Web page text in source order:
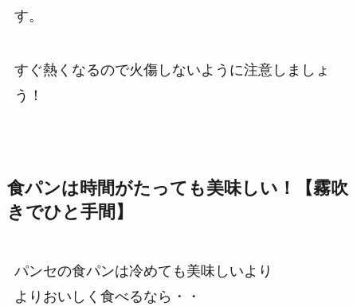
す。
すぐ熱くなるので火傷しないように注意しましょ
う！
食パンは時間がたっても美味しい！【霧吹
きでひと手間】
パンセの食パンは冷めても美味しいより
よりおいしく食べるなら・・